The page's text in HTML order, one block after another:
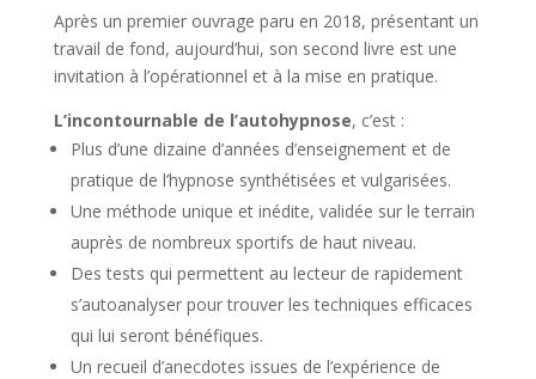
Après un premier ouvrage paru en 2018, présentant un
travail de fond, aujourd’hui, son second livre est une
invitation à l’opérationnel et à la mise en pratique.
L’incontournable de l’autohypnose, c’est :
Plus d’une dizaine d’années d’enseignement et de
pratique de l’hypnose synthétisées et vulgarisées.
Une méthode unique et inédite, validée sur le terrain
auprès de nombreux sportifs de haut niveau.
Des tests qui permettent au lecteur de rapidement
s’autoanalyser pour trouver les techniques efficaces
qui lui seront bénéfiques.
Un recueil d’anecdotes issues de l’expérience de